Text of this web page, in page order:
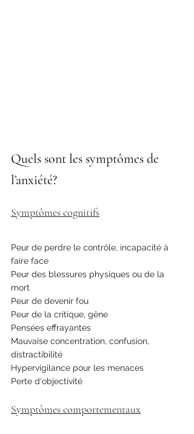
Quels sont les symptômes de
l’anxiété?
Symptômes cognitifs
Peur de perdre le contrôle, incapacité à
faire face
Peur des blessures physiques ou de la
mort
Peur de devenir fou
Peur de la critique, gêne
Pensées effrayantes
Mauvaise concentration, confusion,
distractibilité
Hypervigilance pour les menaces
Perte d'objectivité
Symptômes comportementaux